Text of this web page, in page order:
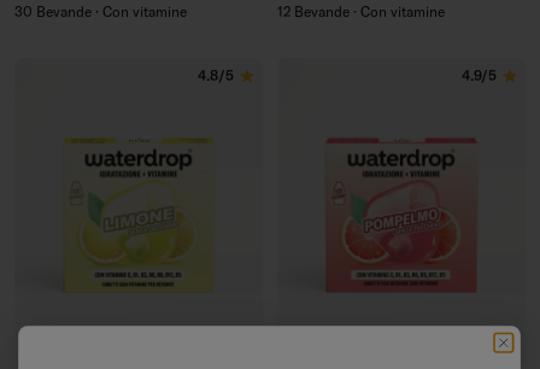
30 Bevande · Con vitamine 12 Bevande · Con vitamine
4.8/5 4.9/5